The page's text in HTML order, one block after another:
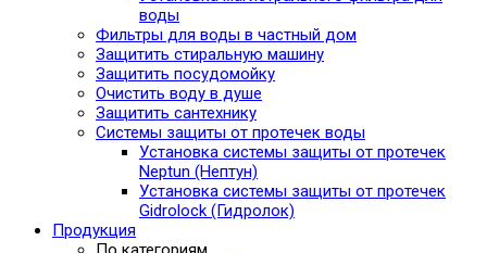
воды
Фильтры для воды в частный дом
Защитить стиральную машину
Защитить посудомойку
Очистить воду в душе
Защитить сантехнику
Системы защиты от протечек воды
Установка системы защиты от протечек
Neptun (Нептун)
Установка системы защиты от протечек
Gidrolock (Гидролок)
Продукция